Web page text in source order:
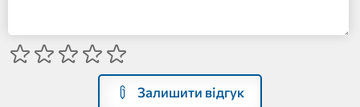
Залишити відгук